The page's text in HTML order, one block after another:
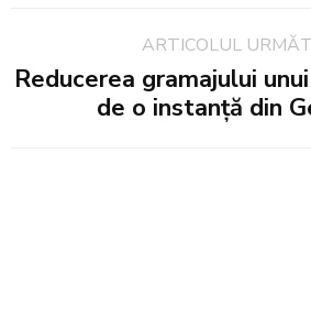
ARTICOLUL
Reducerea gramajului
de o instanță din